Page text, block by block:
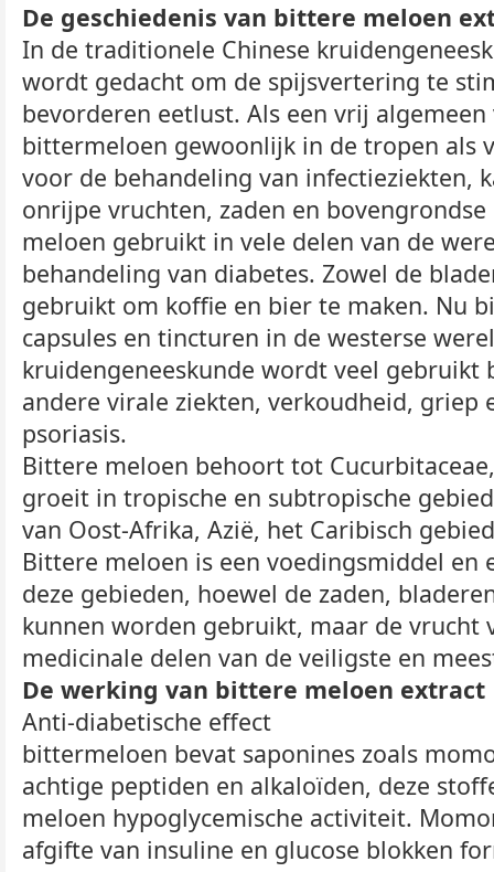
De geschiedenis van bittere meloen
In de traditionele Chinese
wordt gedacht om de spijsvertering te
bevorderen eetlust. Als een vrij
bittermeloen gewoonlijk in de tropen als
voor de behandeling van infectieziekten,
onrijpe vruchten, zaden en
meloen gebruikt in vele delen van de
behandeling van diabetes. Zowel de
gebruikt om koffie en bier te maken. Nu
capsules en tincturen in de westerse
kruidengeneeskunde wordt veel gebruikt
andere virale ziekten, verkoudheid, griep
psoriasis.
Bittere meloen behoort tot
groeit in tropische en subtropische
van Oost-Afrika, Azië, het Caribisch
Bittere meloen is een voedingsmiddel en
deze gebieden, hoewel de zaden,
kunnen worden gebruikt, maar de vrucht
medicinale delen van de veiligste en
De werking van bittere meloen extract
Anti-diabetische effect
bittermeloen bevat saponines zoals
achtige peptiden en alkaloïden, deze
meloen hypoglycemische activiteit.
afgifte van insuline en glucose blokken